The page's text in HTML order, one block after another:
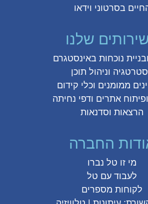
בסרטוני וידאו
שלנו
נוכחות באינסטגרם
וניהול תוכן
ממומנים וכלי קידום
אתרים ודפי נחיתה
וסדנאות
החברה
מי זו טל נברו
לעבוד עם טל
לקוחות מספרים